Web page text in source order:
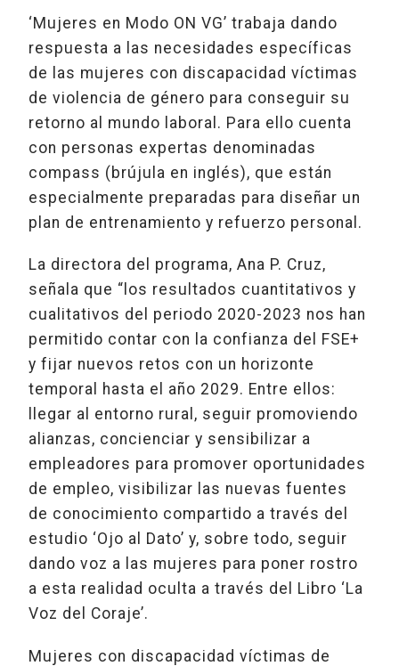
‘Mujeres en Modo ON VG’ trabaja dando
respuesta a las necesidades específicas
de las mujeres con discapacidad víctimas
de violencia de género para conseguir su
retorno al mundo laboral. Para ello cuenta
con personas expertas denominadas
compass (brújula en inglés), que están
especialmente preparadas para diseñar un
plan de entrenamiento y refuerzo personal.
La directora del programa, Ana P. Cruz,
señala que “los resultados cuantitativos y
cualitativos del periodo 2020-2023 nos han
permitido contar con la confianza del FSE+
y fijar nuevos retos con un horizonte
temporal hasta el año 2029. Entre ellos:
llegar al entorno rural, seguir promoviendo
alianzas, concienciar y sensibilizar a
empleadores para promover oportunidades
de empleo, visibilizar las nuevas fuentes
de conocimiento compartido a través del
estudio ‘Ojo al Dato’ y, sobre todo, seguir
dando voz a las mujeres para poner rostro
a esta realidad oculta a través del Libro ‘La
Voz del Coraje’.
Mujeres con discapacidad víctimas de